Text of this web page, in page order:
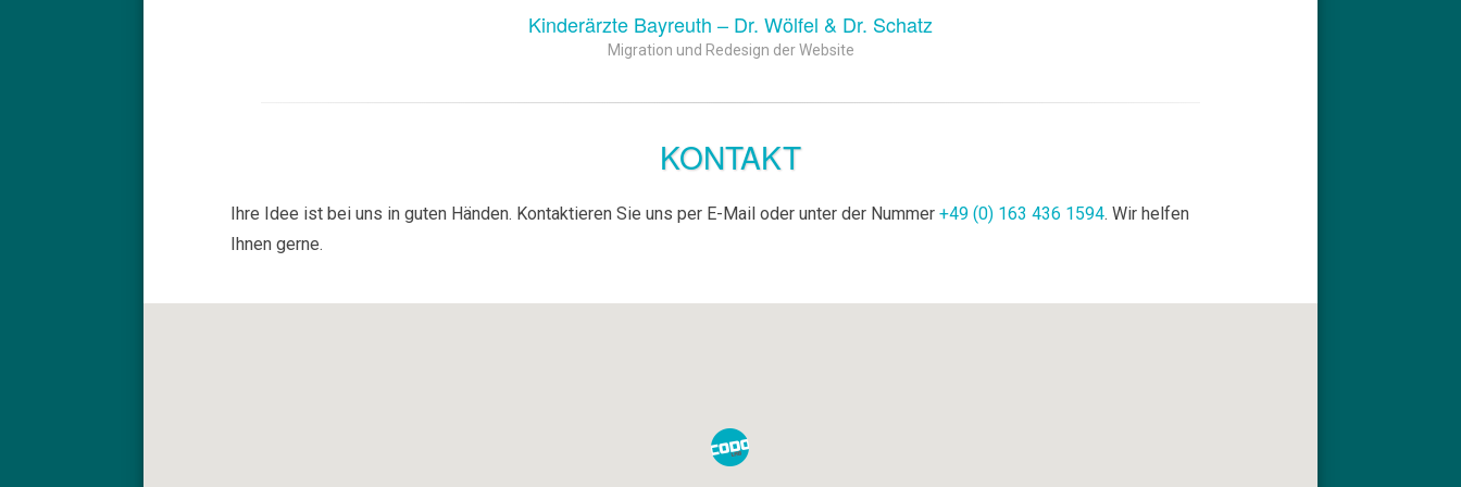
Kinderärzte Bayreuth – Dr. Wölfel & Dr. Schatz
Migration und Redesign der Website
KONTAKT
Ihre Idee ist bei uns in guten Händen. Kontaktieren Sie uns per E-Mail oder unter der Nummer +49 (0) 163 436 1594. Wir helfen
Ihnen gerne.